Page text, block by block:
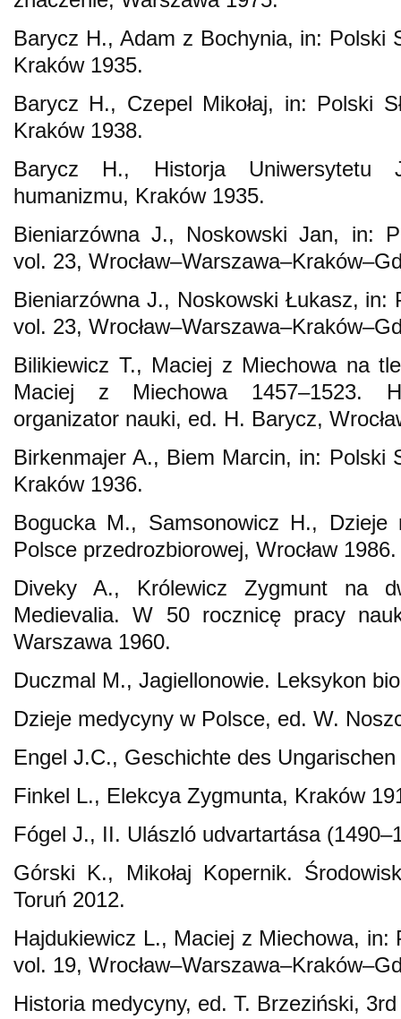
Barycz H., Adam z Bochynia, in: Polski
Kraków 1935.
Barycz H., Czepel Mikołaj, in: Polski
Kraków 1938.
Barycz H., Historja Uniwersytetu
humanizmu, Kraków 1935.
Bieniarzówna J., Noskowski Jan, in:
vol. 23,
Bieniarzówna J., Noskowski Łukasz, in:
vol. 23,
Bilikiewicz T., Maciej z Miechowa na
Maciej z Miechowa 1457–1523.
organizator nauki, ed. H. Barycz,
Birkenmajer A., Biem Marcin, in: Polski
Kraków 1936.
Bogucka M., Samsonowicz H.,
Polsce przedrozbiorowej, Wrocław 1986.
Diveky A., Królewicz Zygmunt na
Medievalia. W 50 rocznicę pracy
Warszawa 1960.
Duczmal M., Jagiellonowie. Leksykon
Dzieje medycyny w Polsce, ed. W.
Engel J.C., Geschichte des
Finkel L., Elekcya Zygmunta, Kraków
Fógel J., II. Ulászló udvartartása
Górski K., Mikołaj Kopernik.
Toruń 2012.
Hajdukiewicz L., Maciej z Miechowa, in:
vol. 19,
Historia medycyny, ed. T. Brzeziński,